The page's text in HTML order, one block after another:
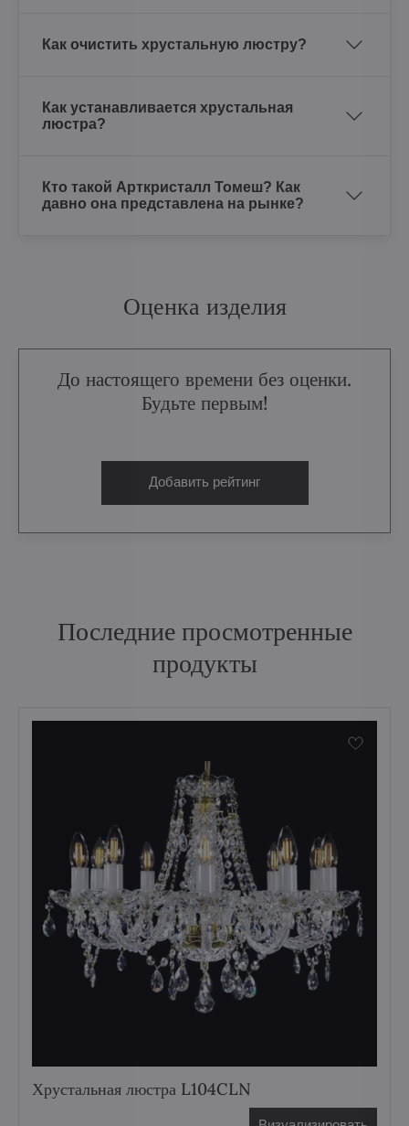
Как очистить хрустальную люстру?
Как устанавливается хрустальная
люстра?
Кто такой Арткристалл Томеш? Как
давно она представлена на рынке?
Оценка изделия
До настоящего времени без оценки.
Будьте первым!
Добавить рейтинг
Последние просмотренные
продукты
Хрустальная люстра L104CLN